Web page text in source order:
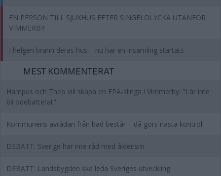
EN PERSON TILL SJUKHUS EFTER SINGELOLYCKA UTANFÖR
VIMMERBY
I helgen brann deras hus – nu har en insamling startats
MEST KOMMENTERAT
Hampus och Theo vill skapa en EPA-slinga i Vimmerby: "Lär inte
bli odebatterat"
Kommunens avrådan från bad består – då görs nästa kontroll
DEBATT: Sverige har inte råd med ålderism
DEBATT: Landsbygden ska leda Sveriges utveckling